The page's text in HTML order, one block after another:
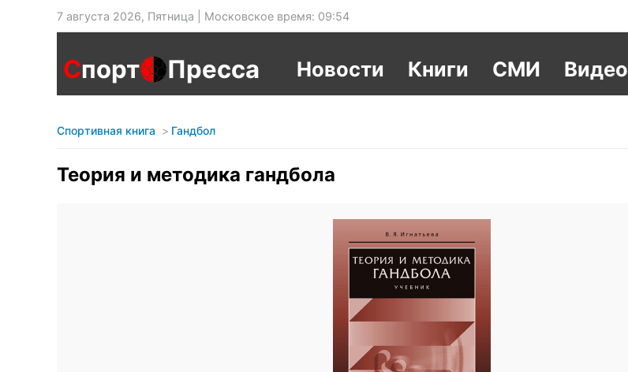
7 августа 2026, Пятница | Московское время: 09:54
Спорт Пресса Новости Книги СМИ Видео
Спортивная книга Гандбол
Теория и методика гандбола